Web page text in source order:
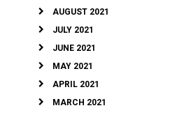
AUGUST 2021
JULY 2021
JUNE 2021
MAY 2021
APRIL 2021
MARCH 2021